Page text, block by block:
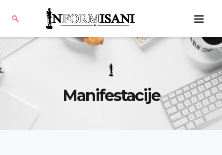
Manifestacije